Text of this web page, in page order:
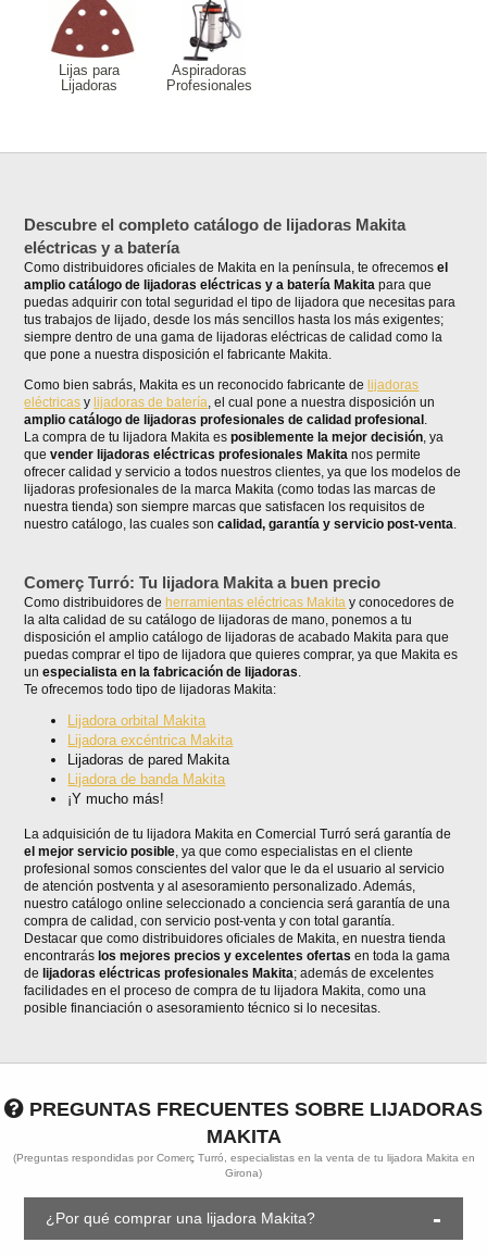
Lijas para
Lijadoras
Aspiradoras
Profesionales
Descubre el completo catálogo de lijadoras Makita
eléctricas y a batería
Como distribuidores oficiales de Makita en la península, te ofrecemosel
amplio catálogo de lijadoras eléctricas y a batería Makita para que
puedas adquirir con total seguridad el tipo de lijadora que necesitas para
tus trabajos de lijado, desde los más sencillos hasta los más exigentes;
siempre dentro de una gama de lijadoras eléctricas de calidad como la
que pone a nuestra disposición el fabricante Makita.
Como bien sabrás, Makita es un reconocido fabricante de lijadoras
eléctricas y lijadoras de batería, el cual pone a nuestra disposición un
amplio catálogo de lijadoras profesionales de calidad profesional .
La compra de tu lijadora Makita esposiblemente la mejor decisión, ya
quevender lijadoras eléctricas profesionales Makita nos permite
ofrecer calidad y servicio a todos nuestros clientes, ya que los modelos de
lijadoras profesionales de la marca Makita (como todas las marcas de
nuestra tienda) son siempre marcas que satisfacen los requisitos de
nuestro catálogo, las cuales soncalidad, garantía y servicio post-venta.
Comerç Turró: Tu lijadora Makita a buen precio
Como distribuidores de herramientas eléctricas Makita y conocedores de
la alta calidad de su catálogo de lijadoras de mano, ponemos a tu
disposición el amplio catálogo de lijadoras de acabado Makita para que
puedas comprar el tipo de lijadora que quieres comprar, ya que Makita es
unespecialista en la fabricación de lijadoras.
Te ofrecemos todo tipo de lijadoras Makita:
Lijadora orbital Makita
Lijadora excéntrica Makita
Lijadoras de pared Makita
Lijadora de banda Makita
¡Y mucho más!
La adquisición de tu lijadora Makita en Comercial Turró será garantía de
el mejor servicio posible, ya que como especialistas en el cliente
profesional somos conscientes del valor que le da el usuario al servicio
de atención postventa y al asesoramiento personalizado. Además,
nuestro catálogo online seleccionado a conciencia será garantía de una
compra de calidad, con servicio post-venta y con total garantía.
Destacar que como distribuidores oficiales de Makita, en nuestra tienda
encontrarás los mejores precios y excelentes ofertas en toda la gama
de lijadoras eléctricas profesionales Makita; además de excelentes
facilidades en el proceso de compra de tu lijadora Makita, como una
posible financiación o asesoramiento técnico si lo necesitas.
PREGUNTAS FRECUENTES SOBRE LIJADORAS
MAKITA
(Preguntas respondidas por Comerç Turró, especialistas en la venta de tu lijadora Makita en
Girona)
¿Por qué comprar una lijadora Makita?